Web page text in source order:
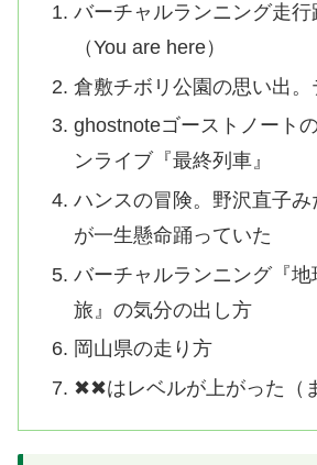
バーチャルランニング走
（You are here）
倉敷チボリ公園の思い出。
ghostnoteゴーストノート
ンライブ『最終列車』
ハンスの冒険。野沢直子み
が一生懸命踊っていた
バーチャルランニング『地
旅』の気分の出し方
岡山県の走り方
✖✖はレベルが上がった（